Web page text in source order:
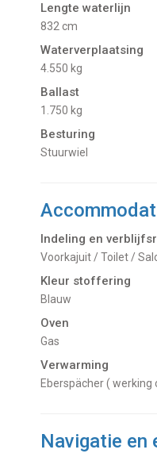
Lengte waterlijn
832 cm
Waterverplaatsing
4.550 kg
Ballast
1.750 kg
Besturing
Stuurwiel
Indeling en
Voorkajuit / Toilet /
Kleur stoffering
Blauw
Oven
Gas
Verwarming
Eberspächer (
Navigatie en